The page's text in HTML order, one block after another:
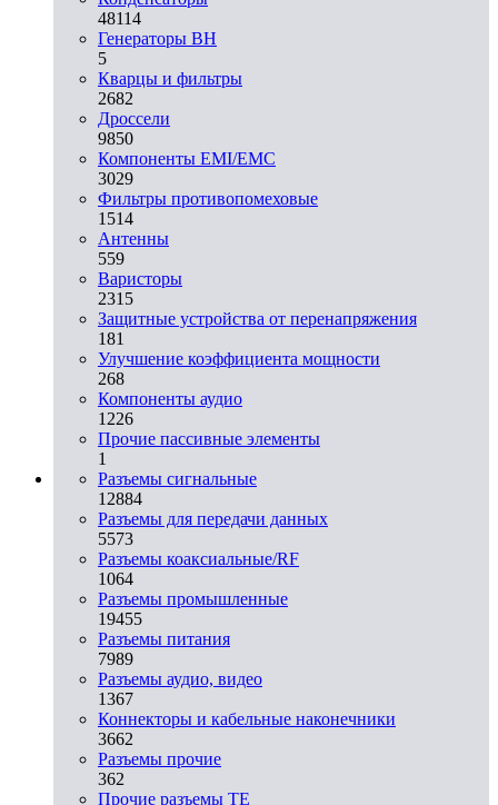
48114
Генераторы ВН
5
Кварцы и фильтры
2682
Дроссели
9850
Компоненты EMI/EMC
3029
Фильтры противопомеховые
1514
Антенны
559
Варисторы
2315
Защитные устройства от перенапряжения
181
Улучшение коэффициента мощности
268
Компоненты аудио
1226
Прочие пассивные элементы
1
Разъeмы сигнальные
12884
Разъeмы для передачи данных
5573
Разъeмы коаксиальные/RF
1064
Разъeмы промышленные
19455
Разъeмы питания
7989
Разъeмы аудио, видео
1367
Коннекторы и кабельные наконечники
3662
Разъeмы прочие
362
Прочие разъемы TE